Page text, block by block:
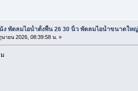
ง พัดลมไอน้ำตั้งพื้น 26 30 นิ้ว พัดลมไอน้ำขนาดใหญ่
นายน 2026, 08:39:58 น. »